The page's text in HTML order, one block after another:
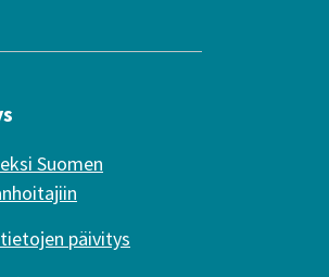
Suomen
päivitys